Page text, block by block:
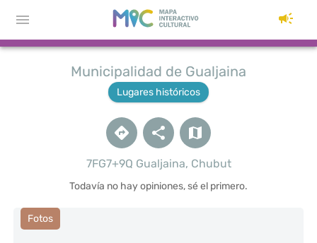
Municipalidad de Gualjaina
Lugares históricos
7FG7+9Q Gualjaina, Chubut
Todavía no hay opiniones, sé el primero.
Fotos